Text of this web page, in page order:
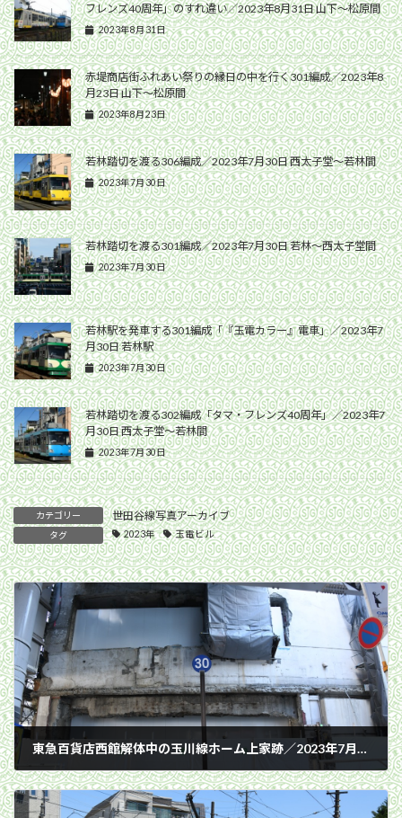
フレンズ40周年」のすれ違い／2023年8月31日 山下〜松原間
2023年8月31日
赤堤商店街ふれあい祭りの縁日の中を行く301編成／2023年8
月23日 山下〜松原間
2023年8月23日
若林踏切を渡る306編成／2023年7月30日 西太子堂〜若林間
2023年7月30日
若林踏切を渡る301編成／2023年7月30日 若林〜西太子堂間
2023年7月30日
若林駅を発車する301編成「『玉電カラー』電車」／2023年7
月30日 若林駅
2023年7月30日
若林踏切を渡る302編成「タマ・フレンズ40周年」／2023年7
月30日 西太子堂〜若林間
2023年7月30日
カテゴリー 世田谷線写真アーカイブ
タグ 2023年 玉電ビル
東急百貨店西館解体中の玉川線ホーム上家跡／2023年7月16日 渋谷駅
2023年7月16日